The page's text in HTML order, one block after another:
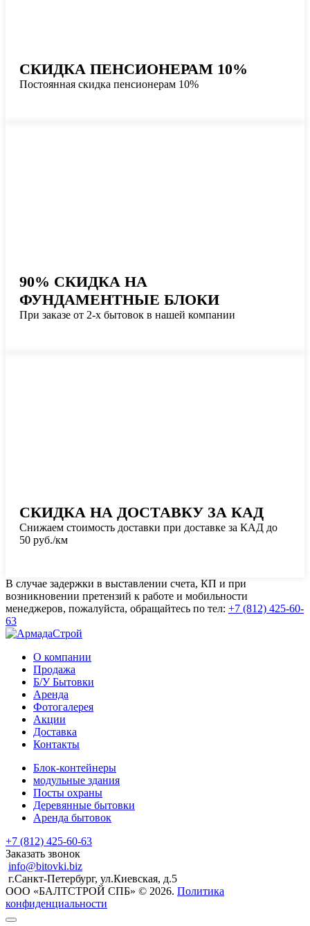
СКИДКА ПЕНСИОНЕРАМ 10%
Постоянная скидка пенсионерам 10%
90% СКИДКА НА
ФУНДАМЕНТНЫЕ БЛОКИ
При заказе от 2-х бытовок в нашей компании
СКИДКА НА ДОСТАВКУ ЗА КАД
Снижаем стоимость доставки при доставке за КАД до
50 руб./км
В случае задержки в выставлении счета, КП и при
возникновении претензий к работе и мобильности
менеджеров, пожалуйста, обращайтесь по тел: +7 (812) 425-60-
63
О компании
Продажа
Б/У Бытовки
Аренда
Фотогалерея
Акции
Доставка
Контакты
Блок-контейнеры
модульные здания
Посты охраны
Деревянные бытовки
Аренда бытовок
+7 (812) 425-60-63
Заказать звонок
info@bitovki.biz
г.Санкт-Петербург, ул.Киевская, д.5
ООО «БАЛТСТРОЙ СПБ» © 2026. Политика
конфиденциальности